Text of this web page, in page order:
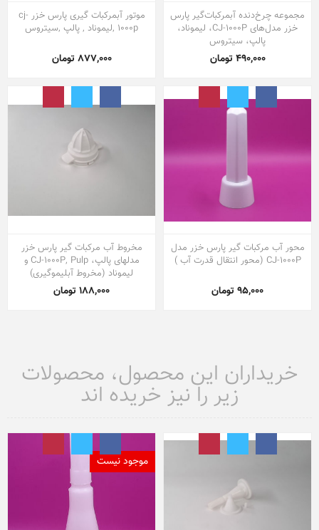
مجموعه چرخ‌دنده آبمرکبات‌گیر پارس
خزر مدل‌های CJ-1000P، لیموناد،
پالپ، سیتروس
490,000 تومان
موتور آبمرکبات گیری پارس خزر cj-
1000p ,لیموناد , پالپ ,سیتروس
877,000 تومان
محور آب مرکبات گیر پارس خزر مدل
CJ-1000P (محور انتقال قدرت آب )
95,000 تومان
مخروط آب مرکبات گیر پارس خزر
مدلهای پالپ، CJ-1000P, Pulp و
لیموناد (مخروط آبلیموگیری)
188,000 تومان
خریداران این محصول، محصولات
زیر را نیز خریده اند
موجود نیست